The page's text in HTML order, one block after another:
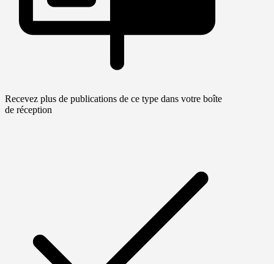
Recevez plus de publications de ce type dans votre boîte
de réception